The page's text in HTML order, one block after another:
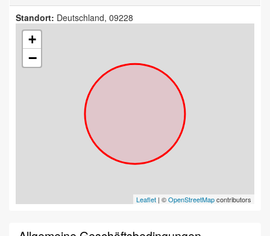
Standort: Deutschland, 09228
+
−
Leaflet | ©OpenStreetMapcontributors